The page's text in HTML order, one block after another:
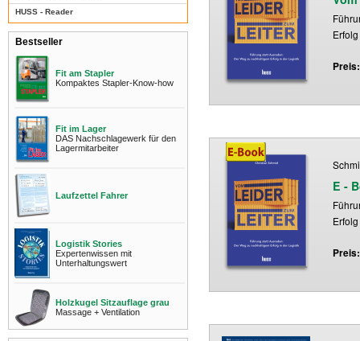
HUSS - Reader
Bestseller
Fit am Stapler
Kompaktes Stapler-Know-how
Fit im Lager
DAS Nachschlagewerk für den
Lagermitarbeiter
Laufzettel Fahrer
Logistik Stories
Expertenwissen mit
Unterhaltungswert
Holzkugel Sitzauflage grau
Massage + Ventilation
E -